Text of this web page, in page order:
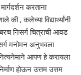
करताना
की , कलेच्या विद्यार्थ्यांनी
निसर्ग चित्राची आवड
मनोमन अनुभवला
आपण हे करायला
होऊन उत्तम उत्तम